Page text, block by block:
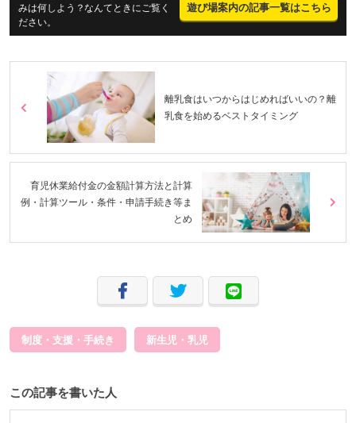
みは何しよう？なんてときにご覧く
ださい。
遊び場案内の記事一覧はこちら
離乳食はいつからはじめればいいの？離
乳食を始めるベストタイミング
育児休業給付金の金額計算方法と計算
例・計算ツール・条件・申請手続き等ま
とめ
制度・支援・手続き 新生児・乳児
この記事を書いた人